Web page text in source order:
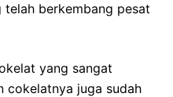
berkembang pesat
yang sangat
cokelatnya juga sudah